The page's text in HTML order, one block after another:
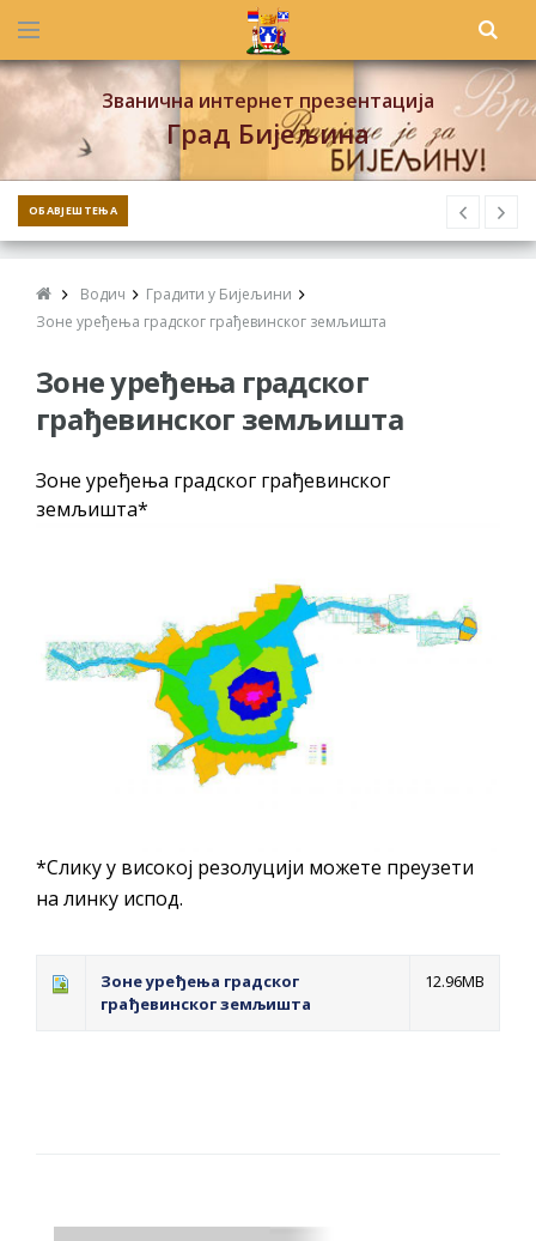
Званична интернет презентација
Град Бијељина
ОБАВЈЕШТЕЊА
Водич
Градити у Бијељини
Зоне уређења градског грађевинског земљишта
Зоне уређења градског
грађевинског земљишта
Зоне уређења градског грађевинског
земљишта*
*Слику у високој резолуцији можете преузети
на линку испод.
Зоне уређења градског
грађевинског земљишта
12.96MB